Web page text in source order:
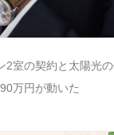
2室の契約と太陽光
万円が動いた